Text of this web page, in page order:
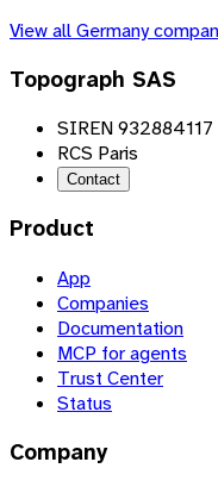
View allGermany
Topograph SAS
SIREN 932884117
RCS Paris
Contact
Product
App
Companies
Documentation
MCP for agents
Trust Center
Status
Company